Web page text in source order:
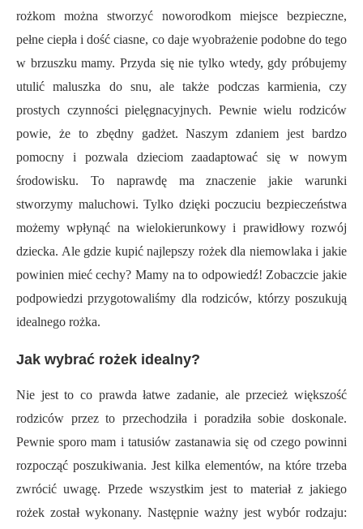
rożkom można stworzyć noworodkom miejsce bezpieczne,
pełne ciepła i dość ciasne, co daje wyobrażenie podobne do tego
w brzuszku mamy. Przyda się nie tylko wtedy, gdy próbujemy
utulić maluszka do snu, ale także podczas karmienia, czy
prostych czynności pielęgnacyjnych. Pewnie wielu rodziców
powie, że to zbędny gadżet. Naszym zdaniem jest bardzo
pomocny i pozwala dzieciom zaadaptować się w nowym
środowisku. To naprawdę ma znaczenie jakie warunki
stworzymy maluchowi. Tylko dzięki poczuciu bezpieczeństwa
możemy wpłynąć na wielokierunkowy i prawidłowy rozwój
dziecka. Ale gdzie kupić najlepszy rożek dla niemowlaka i jakie
powinien mieć cechy? Mamy na to odpowiedź! Zobaczcie jakie
podpowiedzi przygotowaliśmy dla rodziców, którzy poszukują
idealnego rożka.
Jak wybrać rożek idealny?
Nie jest to co prawda łatwe zadanie, ale przecież większość
rodziców przez to przechodziła i poradziła sobie doskonale.
Pewnie sporo mam i tatusiów zastanawia się od czego powinni
rozpocząć poszukiwania. Jest kilka elementów, na które trzeba
zwrócić uwagę. Przede wszystkim jest to materiał z jakiego
rożek został wykonany. Następnie ważny jest wybór rodzaju: